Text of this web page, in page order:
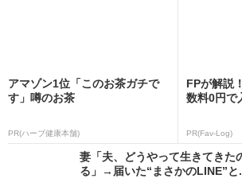
アマゾン1位「このお茶ガチで
す」噂のお茶
PR(ハーブ健康本舗)
FPが解説
数料0円で
PR(Fav-Log)
妻「夫、どうやって生きてきた
る」→届いた“まさかのLINE”と